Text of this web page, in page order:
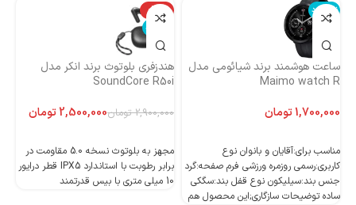
ناموجود
ساعت هوشمند برند شیائومی مدل
Maimo watch R
تومان
مناسب برای:آقایان و بانوان نوع
کاربری:رسمی روزمره ورزشی فرم صفحه:گرد
جنس بند:سیلیکون نوع قفل بند:سگکی
ساده توضیحات سازگاری;این محصول هم
-14%
ناموجود
هندزفری بلوتوث برند انکر مدل
SoundCore R50i
2,900,000 تومان2,500,000تومان
مجهز به بلوتوث نسخه 5.0 مقاومت در
برابر رطوبت با استاندارد IPX5 قطر درایور
10 میلی متری با بیس قدرتمند